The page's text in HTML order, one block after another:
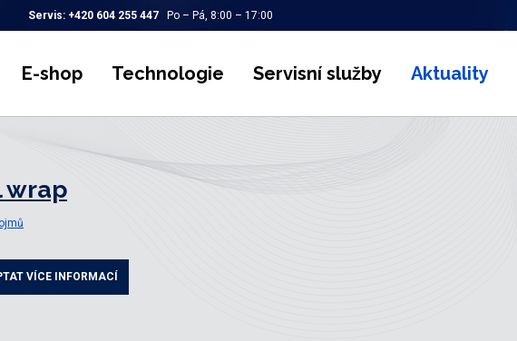
Servis: +420 604 255 447 Po – Pá, 8:00 – 17:00
E-shop Technologie Servisní služby Aktuality
wrap
VÍCE INFORMACÍ